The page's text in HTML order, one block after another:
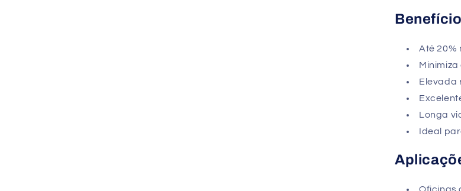
Até 20%
Elevada
Longa
Ideal